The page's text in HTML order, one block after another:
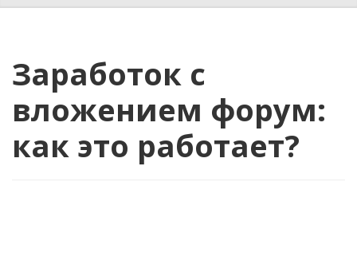
Заработок с
вложением форум:
как это работает?